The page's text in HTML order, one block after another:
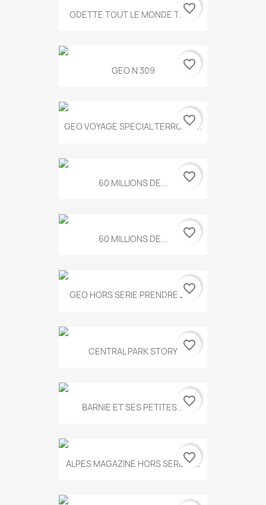
ODETTE TOUT LE MONDE T.546
favorite_border
GEO N 309 favorite_border
GEO VOYAGE SPECIAL TERROIRS...
favorite_border
60 MILLIONS DE... favorite_border
60 MILLIONS DE... favorite_border
GEO HORS SERIE PRENDRE LE...
favorite_border
CENTRAL PARK STORY favorite_border
BARNIE ET SES PETITES...favorite_border
ALPES MAGAZINE HORS SERIE N...
favorite_border